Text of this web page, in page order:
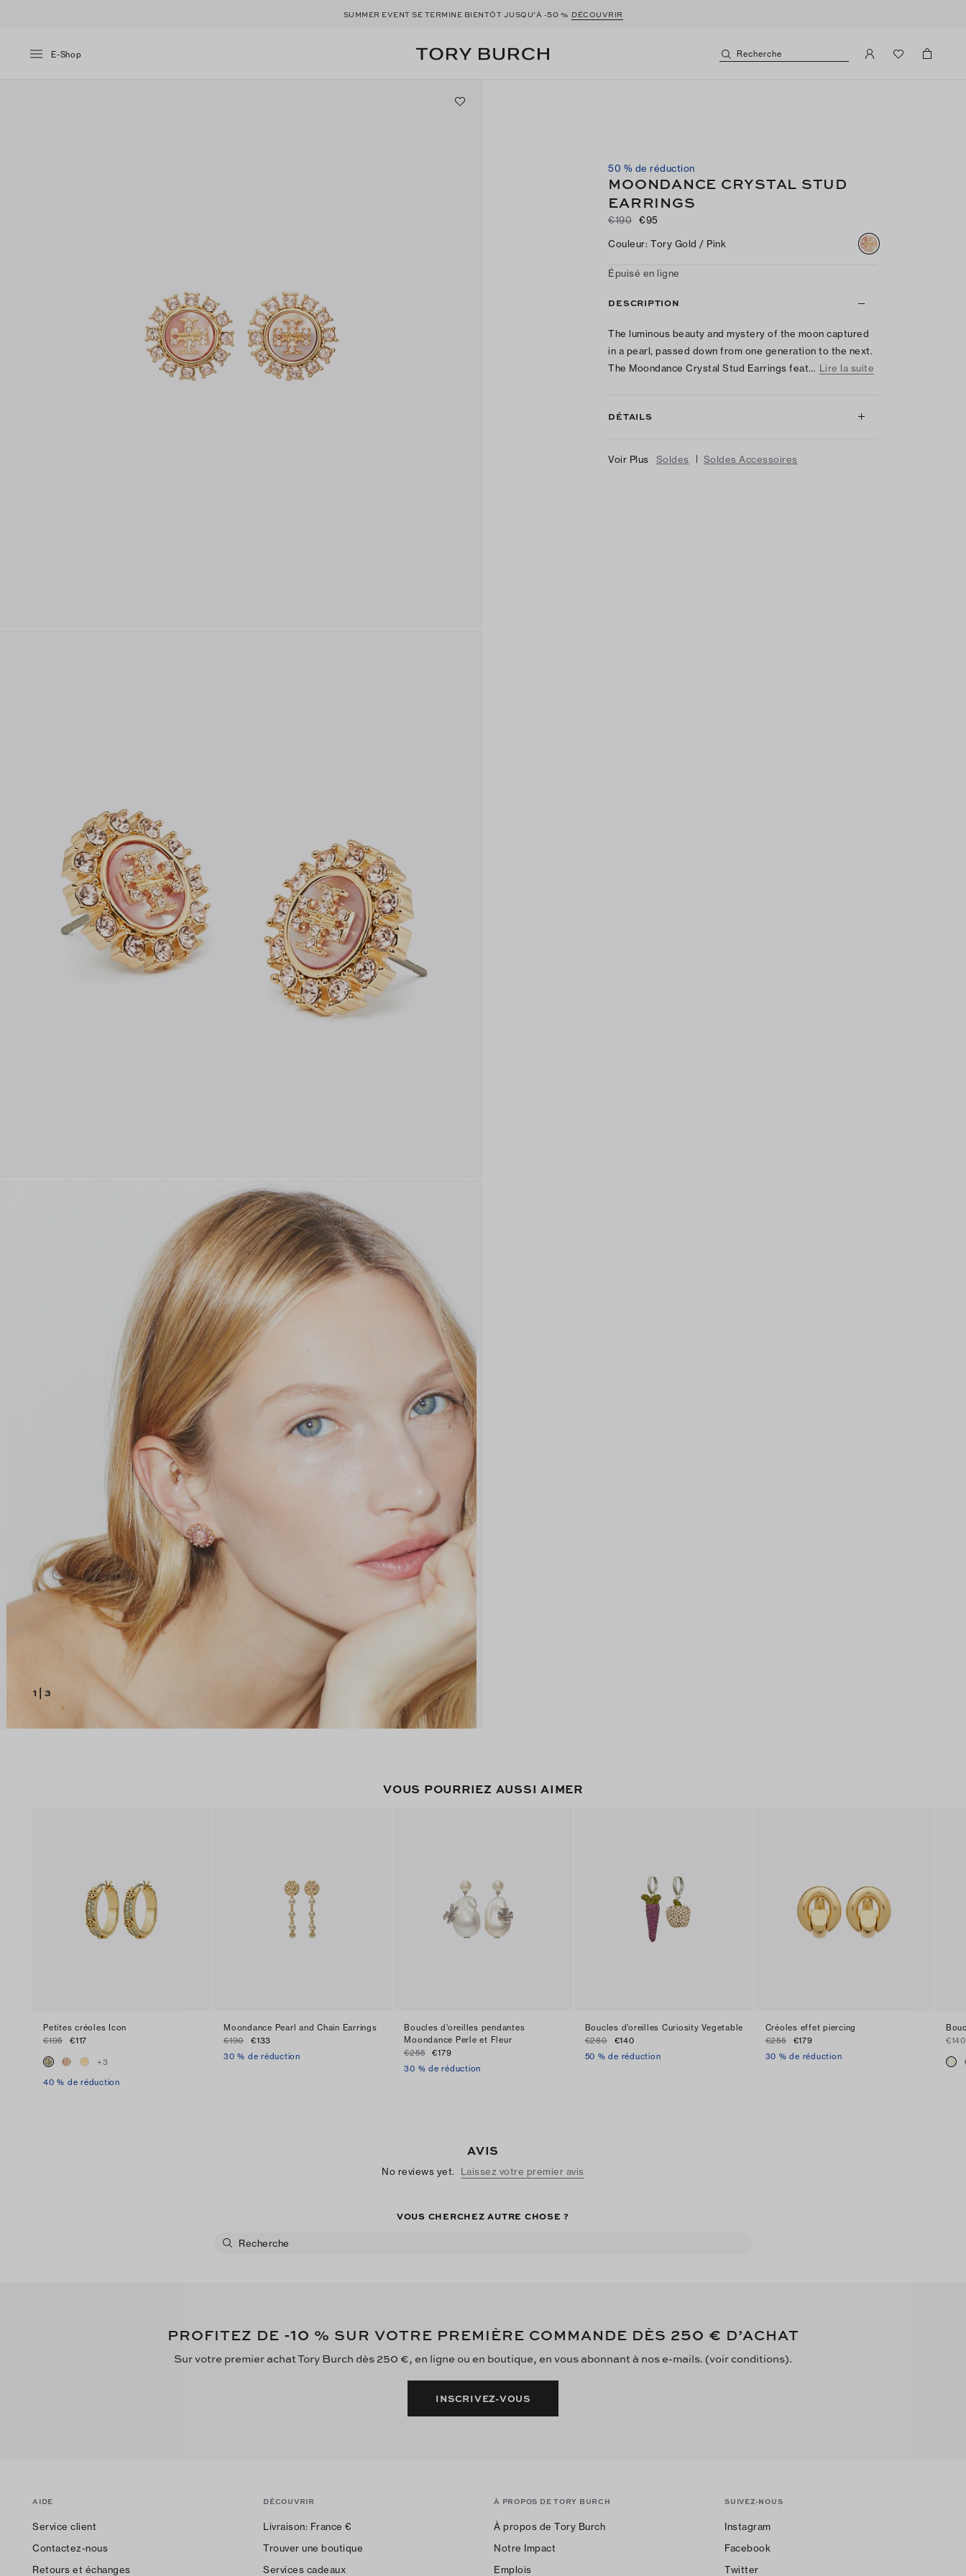
SUMMER EVENT SE TERMINE BIENTÔT JUSQU’À -50 % DÉCOUVRIR
E-Shop Recherche
1 3
50 % de réduction
MOONDANCE CRYSTAL STUD
EARRINGS
€190 €95
Couleur: Tory Gold / Pink
Épuisé en ligne
DESCRIPTION
The luminous beauty and mystery of the moon captured
in a pearl, passed down from one generation to the next.
The Moondance Crystal Stud Earrings feat… Lire la suite
DÉTAILS
Voir Plus Soldes | Soldes Accessoires
VOUS POURRIEZ AUSSI AIMER
Petites créoles Icon
€195
€117
+3
40 % de réduction
Moondance Pearl and Chain Earrings
€190
€133
30 % de réduction
Boucles d’oreilles pendantes
Moondance Perle et Fleur
€255
€179
30 % de réduction
Boucles d’oreilles Curiosity Vegetable
€280
€140
50 % de réduction
Créoles effet piercing
€255
€179
30 % de réduction
€140
AVIS
No reviews yet. Laissez votre premier avis
VOUS CHERCHEZ AUTRE CHOSE ?
PROFITEZ DE -10 % SUR VOTRE PREMIÈRE COMMANDE DÈS 250 € D’ACHAT
Sur votre premier achat Tory Burch dès 250 €, en ligne ou en boutique, en vous abonnant à nos e-mails. (voir conditions).
INSCRIVEZ-VOUS
AIDE
Service client
Contactez-nous
Retours et échanges
DÉCOUVRIR
Livraison: France €
Trouver une boutique
Services cadeaux
À PROPOS DE TORY BURCH
À propos de Tory Burch
Notre Impact
Emplois
SUIVEZ-NOUS
Instagram
Facebook
Twitter